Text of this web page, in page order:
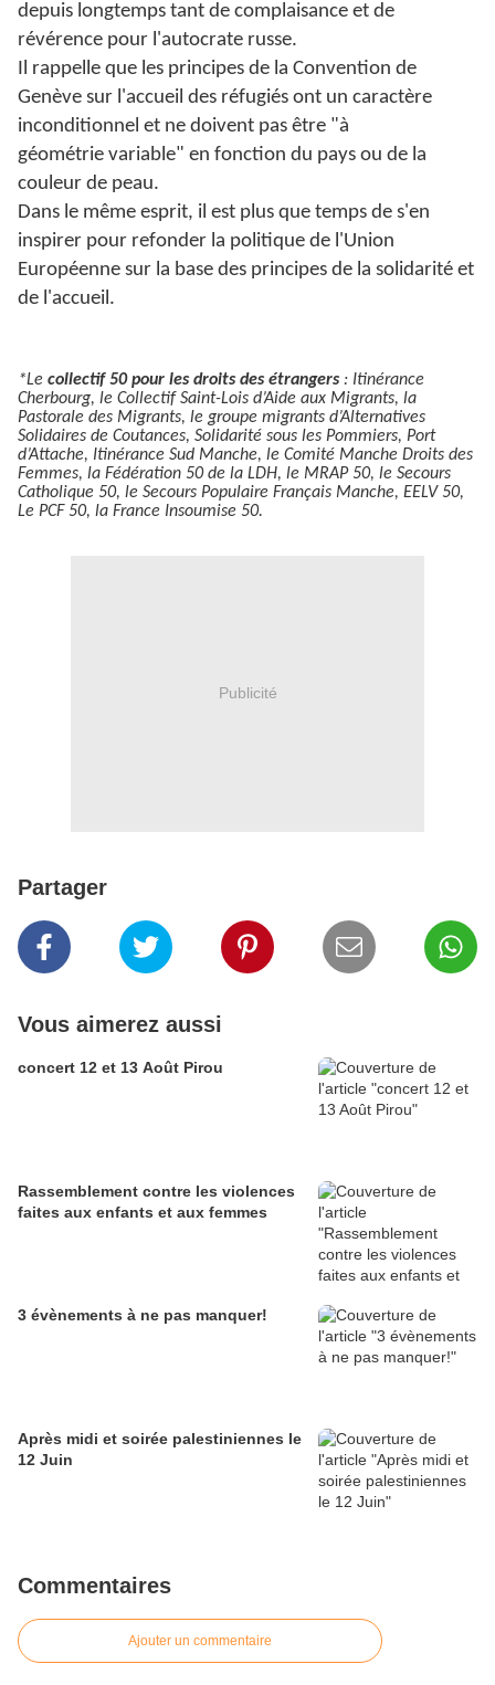
depuis longtemps tant de complaisance et de
révérence pour l'autocrate russe.
Il rappelle que les principes de la Convention de
Genève sur l'accueil des réfugiés ont un caractère
inconditionnel et ne doivent pas être "à
géométrie variable" en fonction du pays ou de la
couleur de peau.
Dans le même esprit, il est plus que temps de s'en
inspirer pour refonder la politique de l'Union
Européenne sur la base des principes de la solidarité et
de l'accueil.
*Le collectif 50 pour les droits des étrangers : Itinérance
Cherbourg, le Collectif Saint-Lois d’Aide aux Migrants, la
Pastorale des Migrants, le groupe migrants d’Alternatives
Solidaires de Coutances, Solidarité sous les Pommiers, Port
d’Attache, Itinérance Sud Manche, le Comité Manche Droits des
Femmes, la Fédération 50 de la LDH, le MRAP 50, le Secours
Catholique 50, le Secours Populaire Français Manche, EELV 50,
Le PCF 50, la France Insoumise 50.
Publicité
Partager
Vous aimerez aussi
concert 12 et 13 Août Pirou
Rassemblement contre les violences
faites aux enfants et aux femmes
3 évènements à ne pas manquer!
Après midi et soirée palestiniennes le
12 Juin
Commentaires
Ajouter un commentaire